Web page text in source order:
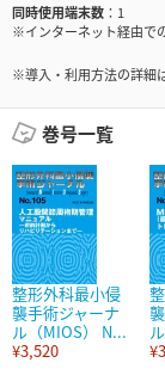
同時使用端末数
1
※インターネット経由で
※導入・利用方法の詳細
巻号一覧
整形外科最小侵
襲手術ジャーナ
ル（MIOS） N...
¥3,520